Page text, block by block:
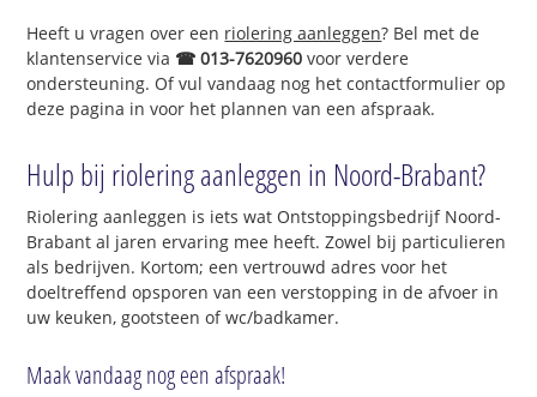
Heeft u vragen over een riolering aanleggen? Bel met de
klantenservice via ☎ 013-7620960 voor verdere
ondersteuning. Of vul vandaag nog het contactformulier op
deze pagina in voor het plannen van een afspraak.
Hulp bij riolering aanleggen in Noord-Brabant?
Riolering aanleggen is iets wat Ontstoppingsbedrijf Noord-
Brabant al jaren ervaring mee heeft. Zowel bij particulieren
als bedrijven. Kortom; een vertrouwd adres voor het
doeltreffend opsporen van een verstopping in de afvoer in
uw keuken, gootsteen of wc/badkamer.
Maak vandaag nog een afspraak!